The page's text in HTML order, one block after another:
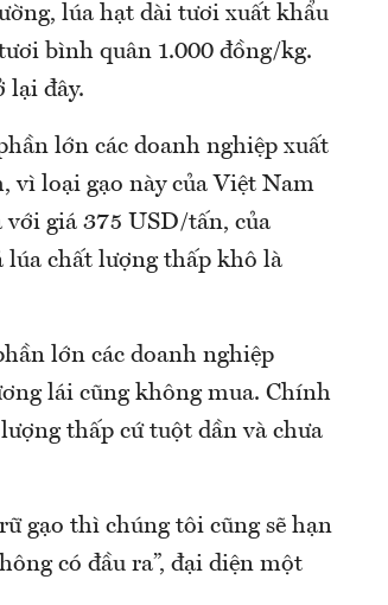
lúa hạt dài tươi xuất khẩu
bình quân 1.000 đồng/kg.
lại đây.
lớn các doanh nghiệp xuất
vì loại gạo này của Việt Nam
với giá 375 USD/tấn, của
lúa chất lượng thấp khô là
lớn các doanh nghiệp
lái cũng không mua. Chính
thấp cứ tuột dần và chưa
gạo thì chúng tôi cũng sẽ hạn
có đầu ra”, đại diện một